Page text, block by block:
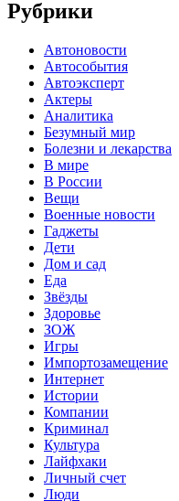
Рубрики
Автоновости
Автособытия
Автоэксперт
Актеры
Аналитика
Безумный мир
Болезни и лекарства
В мире
В России
Вещи
Военные новости
Гаджеты
Дети
Дом и сад
Еда
Звёзды
Здоровье
ЗОЖ
Игры
Импортозамещение
Интернет
Истории
Компании
Криминал
Культура
Лайфхаки
Личный счет
Люди